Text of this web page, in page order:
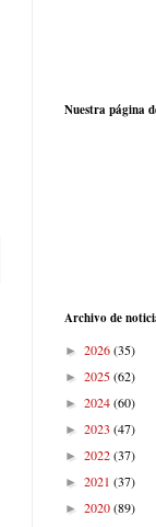
Nuestra página
Archivo de
► 2026(35)
► 2025(62)
► 2024(60)
► 2023 (47)
► 2022(37)
► 2021 (37)
► 2020(89)